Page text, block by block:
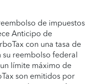
de impuestos
Anticipo de
con una tasa de
su reembolso federal
límite máximo de
son emitidos por